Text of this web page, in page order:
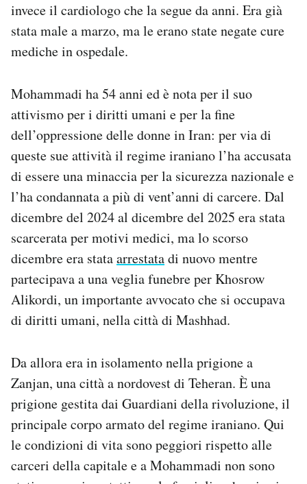
invece il cardiologo che la segue da anni. Era già
stata male a marzo, ma le erano state negate cure
mediche in ospedale.
Mohammadi ha 54 anni ed è nota per il suo
attivismo per i diritti umani e per la fine
dell’oppressione delle donne in Iran: per via di
queste sue attività il regime iraniano l’ha accusata
di essere una minaccia per la sicurezza nazionale e
l’ha condannata a più di vent’anni di carcere. Dal
dicembre del 2024 al dicembre del 2025 era stata
scarcerata per motivi medici, ma lo scorso
dicembre era stataarrestatadi nuovo mentre
partecipava a una veglia funebre per Khosrow
Alikordi, un importante avvocato che si occupava
di diritti umani, nella città di Mashhad.
Da allora era in isolamento nella prigione a
Zanjan, una città a nordovest di Teheran. È una
prigione gestita dai Guardiani della rivoluzione, il
principale corpo armato del regime iraniano. Qui
le condizioni di vita sono peggiori rispetto alle
carceri della capitale e a Mohammadi non sono